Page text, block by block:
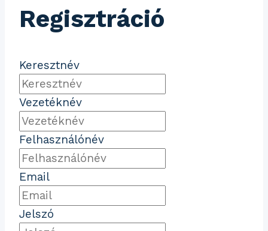
Regisztráció
Keresztnév
Vezetéknév
Felhasználónév
Email
Jelszó